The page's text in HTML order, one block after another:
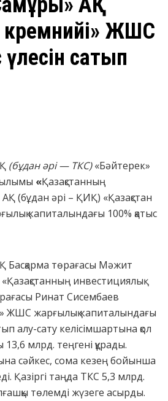
кремнийі» ЖШС
үлесін сатып
(бұдан әрі — ТКС)«Бәйтерек»
«Қазақстанның
(бұдан әрі – ҚИҚ) «Қазақстан
капиталындағы 100% қатыс
Басқарма төрағасы Мәжит
инвестициялық
Ринат Сисембаев
ЖШС жарғылық капиталындағы
алу-сату келісімшартына қол
13,6 млрд. теңгені құрады.
сәйкес, сома кезең бойынша
Қазіргі таңда ТКС 5,3 млрд.
төлемді жүзеге асырды.